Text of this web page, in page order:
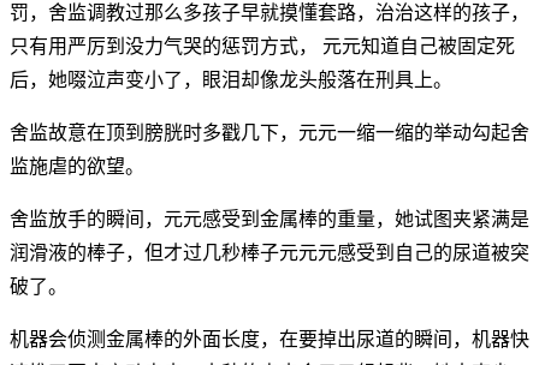
罚，舍监调教过那么多孩子早就摸懂套路，治治这样的孩子，
只有用严厉到没力气哭的惩罚方式， 元元知道自己被固定死
后，她啜泣声变小了，眼泪却像龙头般落在刑具上。
舍监故意在顶到膀胱时多戳几下，元元一缩一缩的举动勾起舍
监施虐的欲望。
舍监放手的瞬间，元元感受到金属棒的重量，她试图夹紧满是
润滑液的棒子，但才过几秒棒子元元元感受到自己的尿道被突
破了。
机器会侦测金属棒的外面长度，在要掉出尿道的瞬间，机器快